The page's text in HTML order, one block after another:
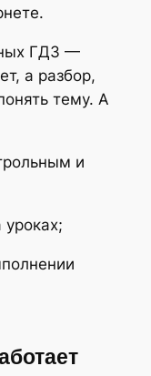
ГДЗ —
а разбор,
тему. А
и